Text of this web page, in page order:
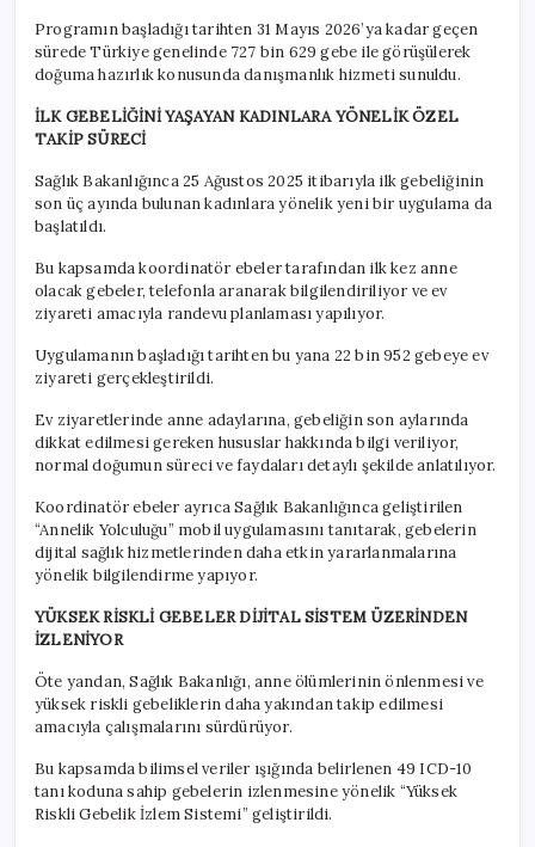
Programın başladığı tarihten 31 Mayıs 2026’ya kadar geçen
sürede Türkiye genelinde 727 bin 629 gebe ile görüşülerek
doğuma hazırlık konusunda danışmanlık hizmeti sunuldu.
İLK GEBELİĞİNİ YAŞAYAN KADINLARA YÖNELİK ÖZEL
TAKİP SÜRECİ
Sağlık Bakanlığınca 25 Ağustos 2025 itibarıyla ilk gebeliğinin
son üç ayında bulunan kadınlara yönelik yeni bir uygulama da
başlatıldı.
Bu kapsamda koordinatör ebeler tarafından ilk kez anne
olacak gebeler, telefonla aranarak bilgilendiriliyor ve ev
ziyareti amacıyla randevu planlaması yapılıyor.
Uygulamanın başladığı tarihten bu yana 22 bin 952 gebeye ev
ziyareti gerçekleştirildi.
Ev ziyaretlerinde anne adaylarına, gebeliğin son aylarında
dikkat edilmesi gereken hususlar hakkında bilgi veriliyor,
normal doğumun süreci ve faydaları detaylı şekilde anlatılıyor.
Koordinatör ebeler ayrıca Sağlık Bakanlığınca geliştirilen
“Annelik Yolculuğu” mobil uygulamasını tanıtarak, gebelerin
dijital sağlık hizmetlerinden daha etkin yararlanmalarına
yönelik bilgilendirme yapıyor.
YÜKSEK RİSKLİ GEBELER DİJİTAL SİSTEM ÜZERİNDEN
İZLENİYOR
Öte yandan, Sağlık Bakanlığı, anne ölümlerinin önlenmesi ve
yüksek riskli gebeliklerin daha yakından takip edilmesi
amacıyla çalışmalarını sürdürüyor.
Bu kapsamda bilimsel veriler ışığında belirlenen 49 ICD-10
tanı koduna sahip gebelerin izlenmesine yönelik “Yüksek
Riskli Gebelik İzlem Sistemi” geliştirildi.